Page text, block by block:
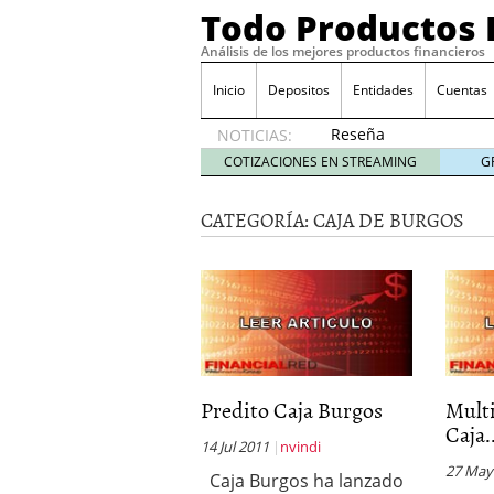
Todo Productos
Análisis de los mejores productos financieros
Inicio Depositos Entidades Cuentas
NOTICIAS:
Reseña
de SIFX:
Lo Que
Saber
los
Traders
Mexicanos
Antes de
Operar
29/06/2026
Ford y GM consiguen
financieros ligados al
¿Por qué el ahorro
Los bancos
presión de los
Depósitos al 4 %
COTIZACIONES EN STREAMING
CATEGORÍA:CAJA DE BURGOS
Predito Caja Burgos
14 Jul 2011 nvindi
Caja Burgos ha lanzado
27